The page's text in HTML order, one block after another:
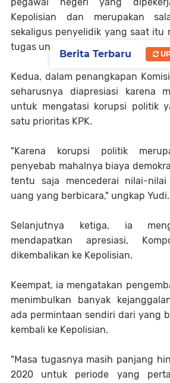
Kepolisian dan merupakan
sekaligus penyelidik yang saat itu
tugas untuk ikut dalam proses
Kedua, dalam penangkapan
seharusnya diapresiasi karena
untuk mengatasi korupsi politik
satu prioritas KPK.
"Karena korupsi politik
penyebab mahalnya biaya
tentu saja mencederai nilai-nilai
uang yang berbicara," ungkap Yudi.
Selanjutnya ketiga, ia
mendapatkan apresiasi,
dikembalikan ke Kepolisian.
Keempat, ia mengatakan
menimbulkan banyak
ada permintaan sendiri dari yang
kembali ke Kepolisian.
"Masa tugasnya masih panjang
2020 untuk periode yang
Berita Terbaru